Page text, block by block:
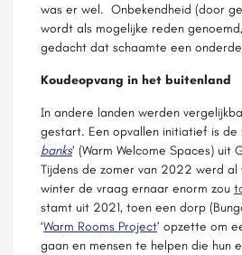
was er wel. Onbekendheid (door
wordt als mogelijke reden
gedacht dat schaamte een
Koudeopvang in het buitenland
In andere landen werden
gestart. Een opvallen initiatief is de
banks’ (Warm Welcome Spaces) uit
Tijdens de zomer van 2022 werd
winter de vraag ernaar enorm zou
stamt uit 2021, toen een dorp
‘Warm Rooms Project’ opzette om
gaan en mensen te helpen die hun